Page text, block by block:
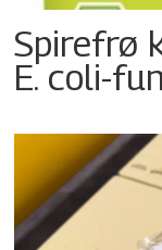
Spirefrø
E. coli-